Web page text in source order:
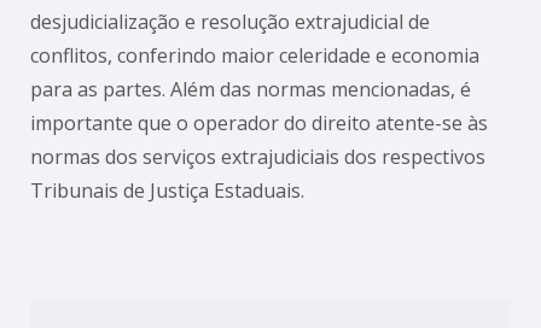
desjudicialização e resolução extrajudicial de
conflitos, conferindo maior celeridade e economia
para as partes. Além das normas mencionadas, é
importante que o operador do direito atente-se às
normas dos serviços extrajudiciais dos respectivos
Tribunais de Justiça Estaduais.